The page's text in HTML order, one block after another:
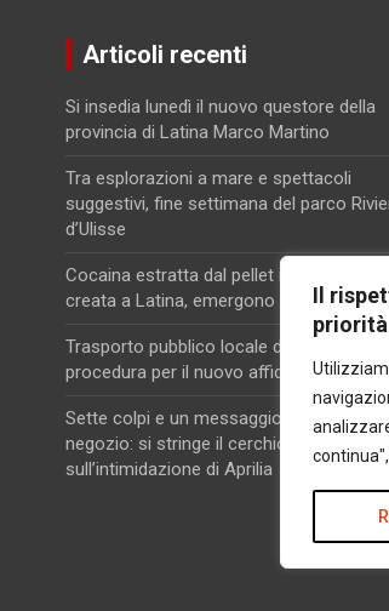
Il
priorità
Articoli recenti
Si insedia lunedì il nuovo questore della
provincia di Latina Marco Martino
Tra esplorazioni a mare e spettacoli
suggestivi, fine settimana del parco
d’Ulisse
Cocaina estratta dal pellet in una raffineria
creata a Latina, emergono nuovi
Trasporto pubblico locale di Latina,
procedura per il nuovo affidamento
Sette colpi e un messaggio di morte sul
negozio: si stringe il cerchio
sull’intimidazione di Aprilia